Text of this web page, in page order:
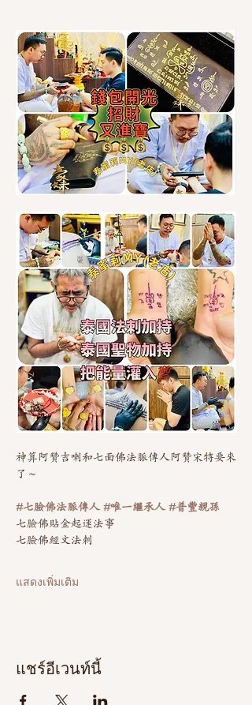
神算阿贊吉喇和七面佛法脈傳人阿贊宋特要來
了～
#七臉佛法脈傳人 #唯一繼承人 #普豐親孫
七臉佛貼金起運法事
七臉佛經文法刺
แสดงเพิ่มเติม
แชร์อีเวนท์นี้